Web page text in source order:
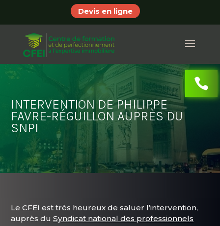
Devis en ligne
INTERVENTION DE PHILIPPE
FAVRE-RÉGUILLON AUPRÈS DU
SNPI
LeCFEI est très heureux de saluer l’intervention,
auprès duSyndicat national des professionnels